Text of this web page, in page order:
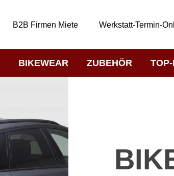
B2B Firmen Miete Werkstatt-Termin-
BIKEWEAR ZUBEHÖR